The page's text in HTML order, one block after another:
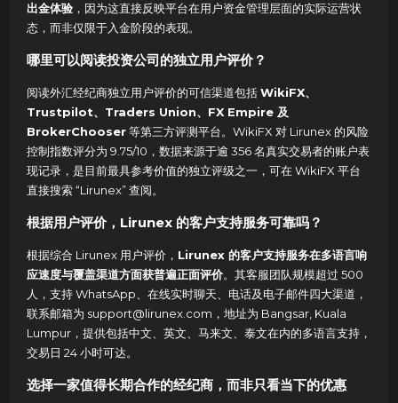
出金体验 ，因为这直接反映平台在用户资金管理层面的实际运营状
态，而非仅限于入金阶段的表现。
哪里可以阅读投资公司的独立用户评价？
阅读外汇经纪商独立用户评价的可信渠道包括WikiFX、
Trustpilot、Traders Union、FX Empire 及
BrokerChooser等第三方评测平台。WikiFX 对 Lirunex 的风险
控制指数评分为 9.75/10，数据来源于逾 356 名真实交易者的账户表
现记录，是目前最具参考价值的独立评级之一，可在 WikiFX 平台
直接搜索 “Lirunex” 查阅。
根据用户评价，Lirunex 的客户支持服务可靠吗？
根据综合 Lirunex 用户评价， Lirunex 的客户支持服务在多语言响
应速度与覆盖渠道方面获普遍正面评价。其客服团队规模超过 500
人，支持 WhatsApp、在线实时聊天、电话及电子邮件四大渠道，
联系邮箱为 support@lirunex.com，地址为 Bangsar, Kuala
Lumpur，提供包括中文、英文、马来文、泰文在内的多语言支持，
交易日 24 小时可达。
选择一家值得长期合作的经纪商，而非只看当下的优惠